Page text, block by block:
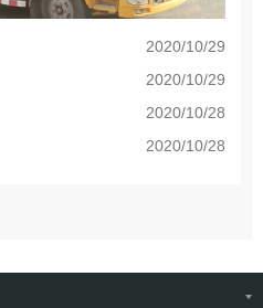
2020/10/29
2020/10/29
2020/10/28
2020/10/28